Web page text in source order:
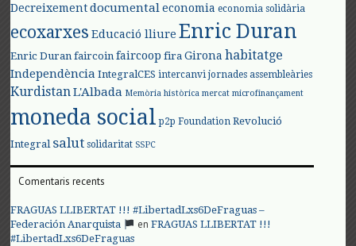
Decreixement documental economia economia solidària
ecoxarxes Educació lliure Enric Duran
Enric Duran faircoin faircoop fira Girona habitatge
Independència IntegralCES intercanvi jornades assembleàries
KurdistanL'Albada Memòria històrica mercat microfinançament
moneda social p2p Foundation Revolució
Integral salut solidaritat SSPC
Comentaris recents
FRAGUAS LLIBERTAT !!! #LibertadLxs6DeFraguas –
Federación Anarquista
enFRAGUAS LLIBERTAT !!!
#LibertadLxs6DeFraguas